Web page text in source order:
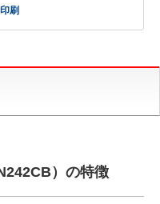
刷
）の特徴